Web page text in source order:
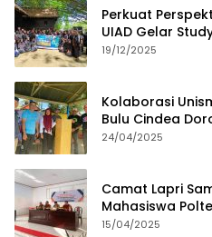
Perkuat
UIAD Gelar
19/12/2025
Kolaborasi
Bulu Cindea
24/04/2025
Camat Lapri
Mahasiswa
15/04/2025